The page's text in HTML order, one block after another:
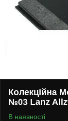
Колекційна
№03 Lanz
В наявності